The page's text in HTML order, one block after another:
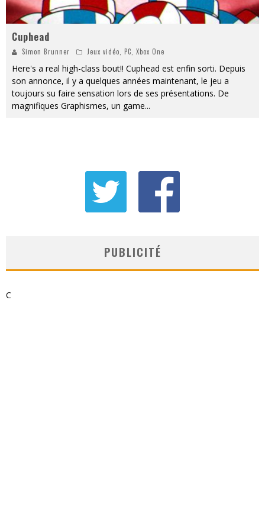
Cuphead
Simon Brunner Jeux vidéo PC Xbox One
Here's a real high-class bout!! Cuphead est enfin sorti. Depuis
son annonce, il y a quelques années maintenant, le jeu a
toujours su faire sensation lors de ses présentations. De
magnifiques Graphismes, un game...
PUBLICITÉ
C